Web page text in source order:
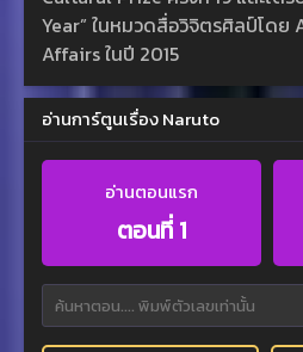
Year” ในหมวดสื่อวิจิตรศิลป์โด
Affairs ในปี 2015
อ่านการ์ตูนเรื่อง Naruto
อ่านตอนแรก
ตอนที่ 1